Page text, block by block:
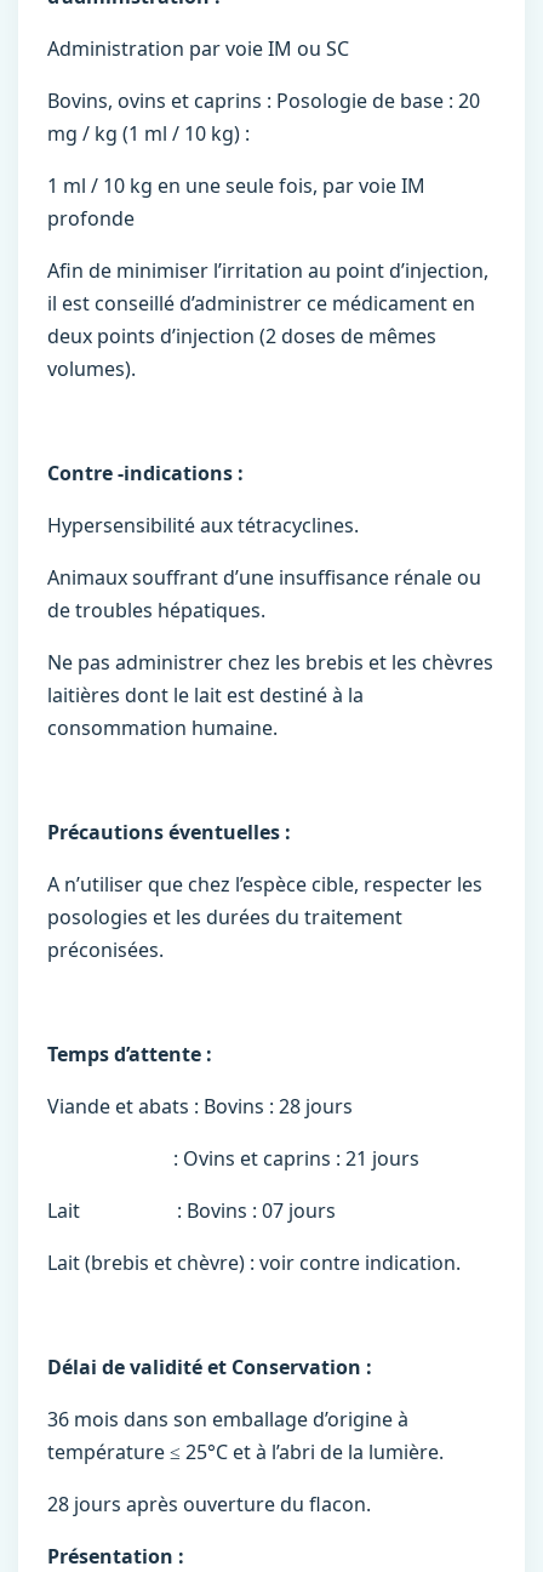
Administration par voie IM ou SC
Bovins, ovins et caprins : Posologie de base : 20
mg / kg (1 ml / 10 kg) :
1 ml / 10 kg en une seule fois, par voie IM
profonde
Afin de minimiser l’irritation au point d’injection,
il est conseillé d’administrer ce médicament en
deux points d’injection (2 doses de mêmes
volumes).
Contre -indications :
Hypersensibilité aux tétracyclines.
Animaux souffrant d’une insuffisance rénale ou
de troubles hépatiques.
Ne pas administrer chez les brebis et les chèvres
laitières dont le lait est destiné à la
consommation humaine.
Précautions éventuelles :
A n’utiliser que chez l’espèce cible, respecter les
posologies et les durées du traitement
préconisées.
Temps d’attente :
Viande et abats : Bovins : 28 jours
: Ovins et caprins : 21 jours
Lait : Bovins : 07 jours
Lait (brebis et chèvre) : voir contre indication.
Délai de validité et Conservation :
36 mois dans son emballage d’origine à
température ≤ 25°C et à l’abri de la lumière.
28 jours après ouverture du flacon.
Présentation :